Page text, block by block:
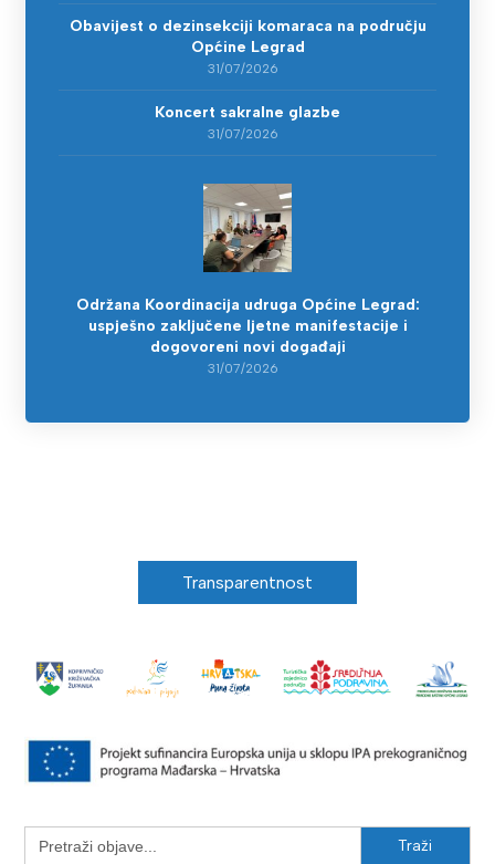
Obavijest o dezinsekciji komaraca na području
Općine Legrad
31/07/2026
Koncert sakralne glazbe
31/07/2026
Održana Koordinacija udruga Općine Legrad:
uspješno zaključene ljetne manifestacije i
dogovoreni novi događaji
31/07/2026
Transparentnost
Search
for: